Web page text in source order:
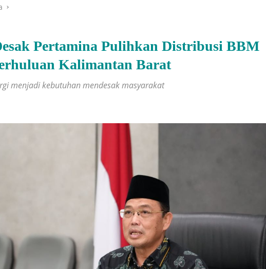
Pertamina Pulihkan Distribusi BBM
Kalimantan Barat
menjadi kebutuhan mendesak masyarakat